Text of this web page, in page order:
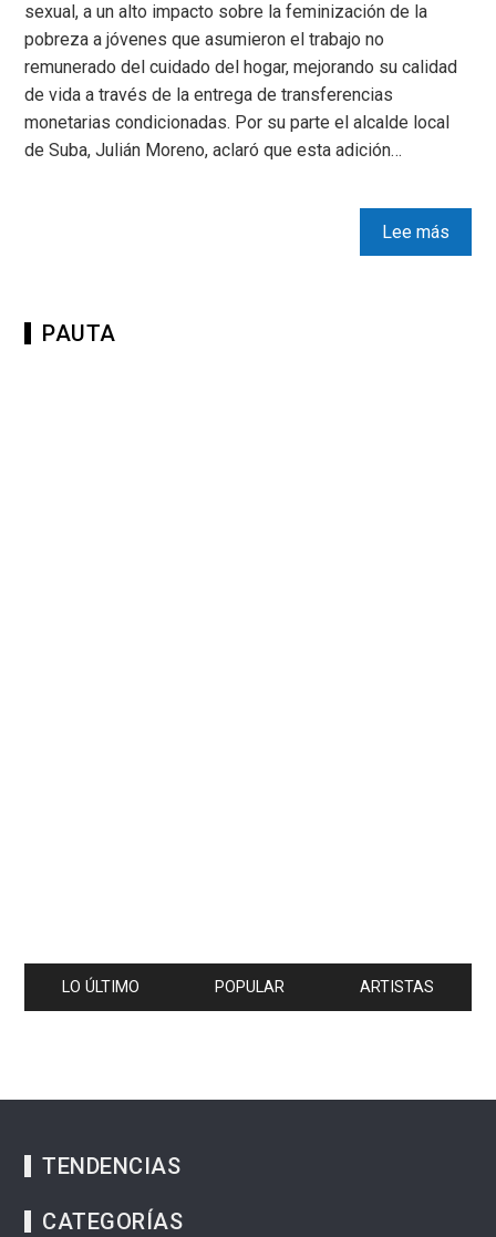
sexual, a un alto impacto sobre la feminización de la
pobreza a jóvenes que asumieron el trabajo no
remunerado del cuidado del hogar, mejorando su calidad
de vida a través de la entrega de transferencias
monetarias condicionadas. Por su parte el alcalde local
de Suba, Julián Moreno, aclaró que esta adición…
Lee más
PAUTA
LO ÚLTIMO POPULAR ARTISTAS
TENDENCIAS
CATEGORÍAS